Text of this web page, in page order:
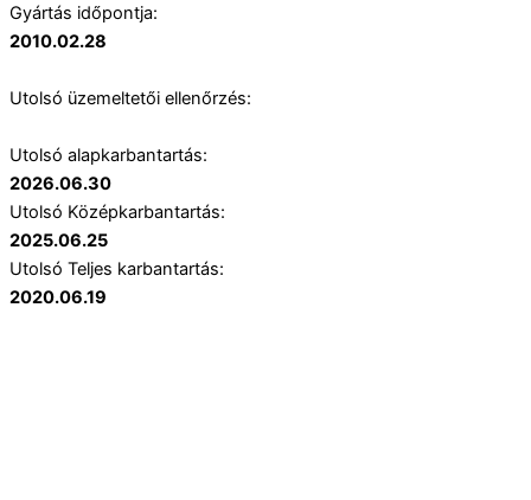
Gyártás időpontja:
2010.02.28
Utolsó üzemeltetői ellenőrzés:
Utolsó alapkarbantartás:
2026.06.30
Utolsó Középkarbantartás:
2025.06.25
Utolsó Teljes karbantartás:
2020.06.19